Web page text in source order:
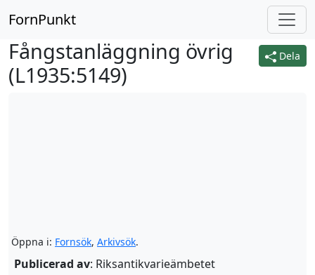
FornPunkt
Dela
Fångstanläggning övrig
(L1935:5149)
Öppna i: Fornsök, Arkivsök.
Publicerad av: Riksantikvarieämbetet